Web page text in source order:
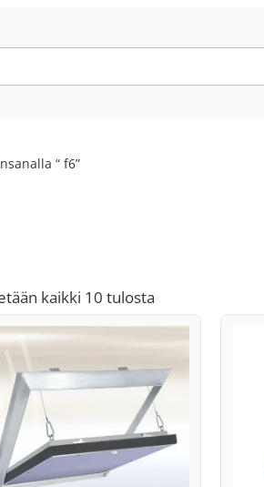
“ f6”
kaikki 10 tulosta